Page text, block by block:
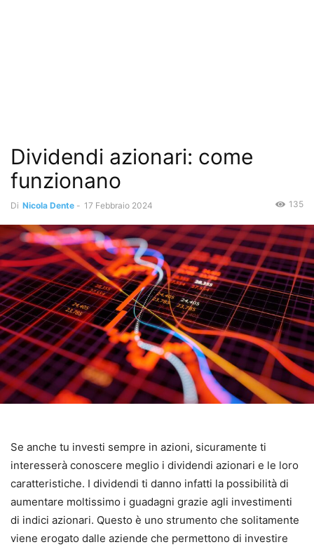
Dividendi azionari: come
funzionano
Di Nicola Dente - 17 Febbraio 2024 135
Se anche tu investi sempre in azioni, sicuramente ti
interesserà conoscere meglio i dividendi azionari e le loro
caratteristiche. I dividendi ti danno infatti la possibilità di
aumentare moltissimo i guadagni grazie agli investimenti
di indici azionari. Questo è uno strumento che solitamente
viene erogato dalle aziende che permettono di investire